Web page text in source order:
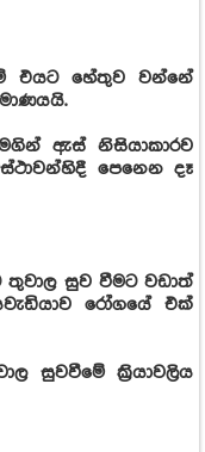
එයට හේතුව වන්නේ
ඇස් නිසියාකාරව
පෙනෙන දෑ
තුවාල සුව වීමට වඩාත්
රෝගයේ එක්
සුවවීමේ ක්‍රියාවලිය